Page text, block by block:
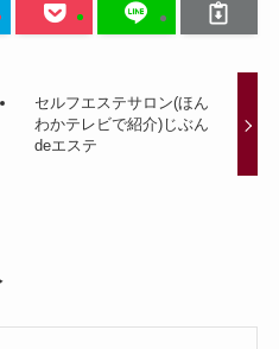
セルフエステサロン(ほん
わかテレビで紹介)じぶん
deエステ